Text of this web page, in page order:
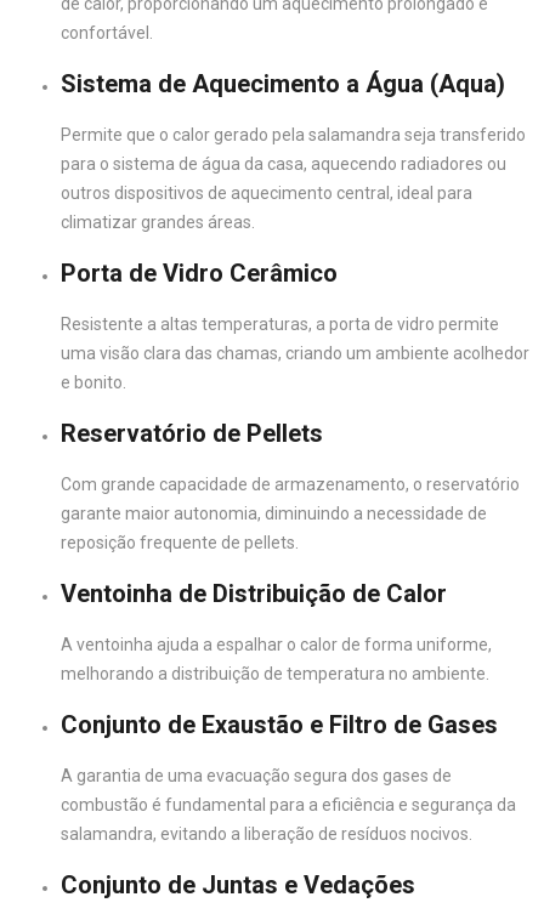
de calor, proporcionando um aquecimento prolongado e
confortável.
Sistema de Aquecimento a Água (Aqua)
Permite que o calor gerado pela salamandra seja transferido
para o sistema de água da casa, aquecendo radiadores ou
outros dispositivos de aquecimento central, ideal para
climatizar grandes áreas.
Porta de Vidro Cerâmico
Resistente a altas temperaturas, a porta de vidro permite
uma visão clara das chamas, criando um ambiente acolhedor
e bonito.
Reservatório de Pellets
Com grande capacidade de armazenamento, o reservatório
garante maior autonomia, diminuindo a necessidade de
reposição frequente de pellets.
Ventoinha de Distribuição de Calor
A ventoinha ajuda a espalhar o calor de forma uniforme,
melhorando a distribuição de temperatura no ambiente.
Conjunto de Exaustão e Filtro de Gases
A garantia de uma evacuação segura dos gases de
combustão é fundamental para a eficiência e segurança da
salamandra, evitando a liberação de resíduos nocivos.
Conjunto de Juntas e Vedações